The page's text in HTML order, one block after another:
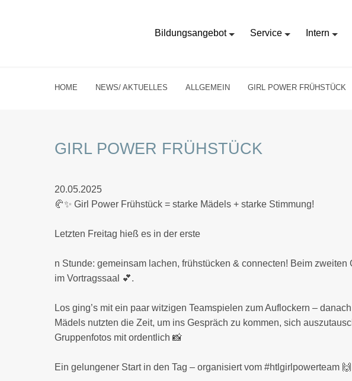
Bildungsangebot Service Intern
HOME NEWS/ AKTUELLES ALLGEMEIN GIRL POWER FRÜHSTÜCK
GIRL POWER FRÜHSTÜCK
20.05.2025
🥐✨ Girl Power Frühstück = starke Mädels + starke Stimmung!
Letzten Freitag hieß es in der erste
n Stunde: gemeinsam lachen, frühstücken & connecten! Beim
im Vortragssaal 💕.
Los ging’s mit ein paar witzigen Teamspielen zum Auflockern –
Mädels nutzten die Zeit, um ins Gespräch zu kommen, sich
Gruppenfotos mit ordentlich 📸
Ein gelungener Start in den Tag – organisiert vom #htlgirlpowerteam 🙌